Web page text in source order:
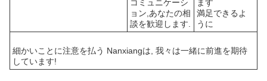
コミュニケーシ
ョン,あなたの相
談を歓迎します.
ます
満足できるよ
うに
細かいことに注意を払う Nanxiangは, 我々は一緒に前進を期待
しています!